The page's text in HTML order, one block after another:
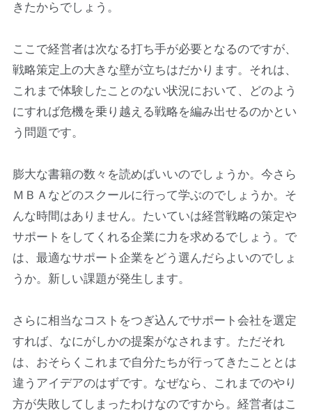
きたからでしょう。
ここで経営者は次なる打ち手が必要となるのですが、
戦略策定上の大きな壁が立ちはだかります。それは、
これまで体験したことのない状況において、どのよう
にすれば危機を乗り越える戦略を編み出せるのかとい
う問題です。
膨大な書籍の数々を読めばいいのでしょうか。今さら
ＭＢＡなどのスクールに行って学ぶのでしょうか。そ
んな時間はありません。たいていは経営戦略の策定や
サポートをしてくれる企業に力を求めるでしょう。で
は、最適なサポート企業をどう選んだらよいのでしょ
うか。新しい課題が発生します。
さらに相当なコストをつぎ込んでサポート会社を選定
すれば、なにがしかの提案がなされます。ただそれ
は、おそらくこれまで自分たちが行ってきたこととは
違うアイデアのはずです。なぜなら、これまでのやり
方が失敗してしまったわけなのですから。経営者はこ